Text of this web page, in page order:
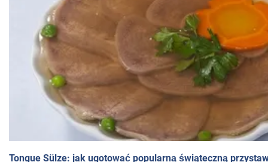
Tongue Sülze: jak ugotować popularną świąteczną